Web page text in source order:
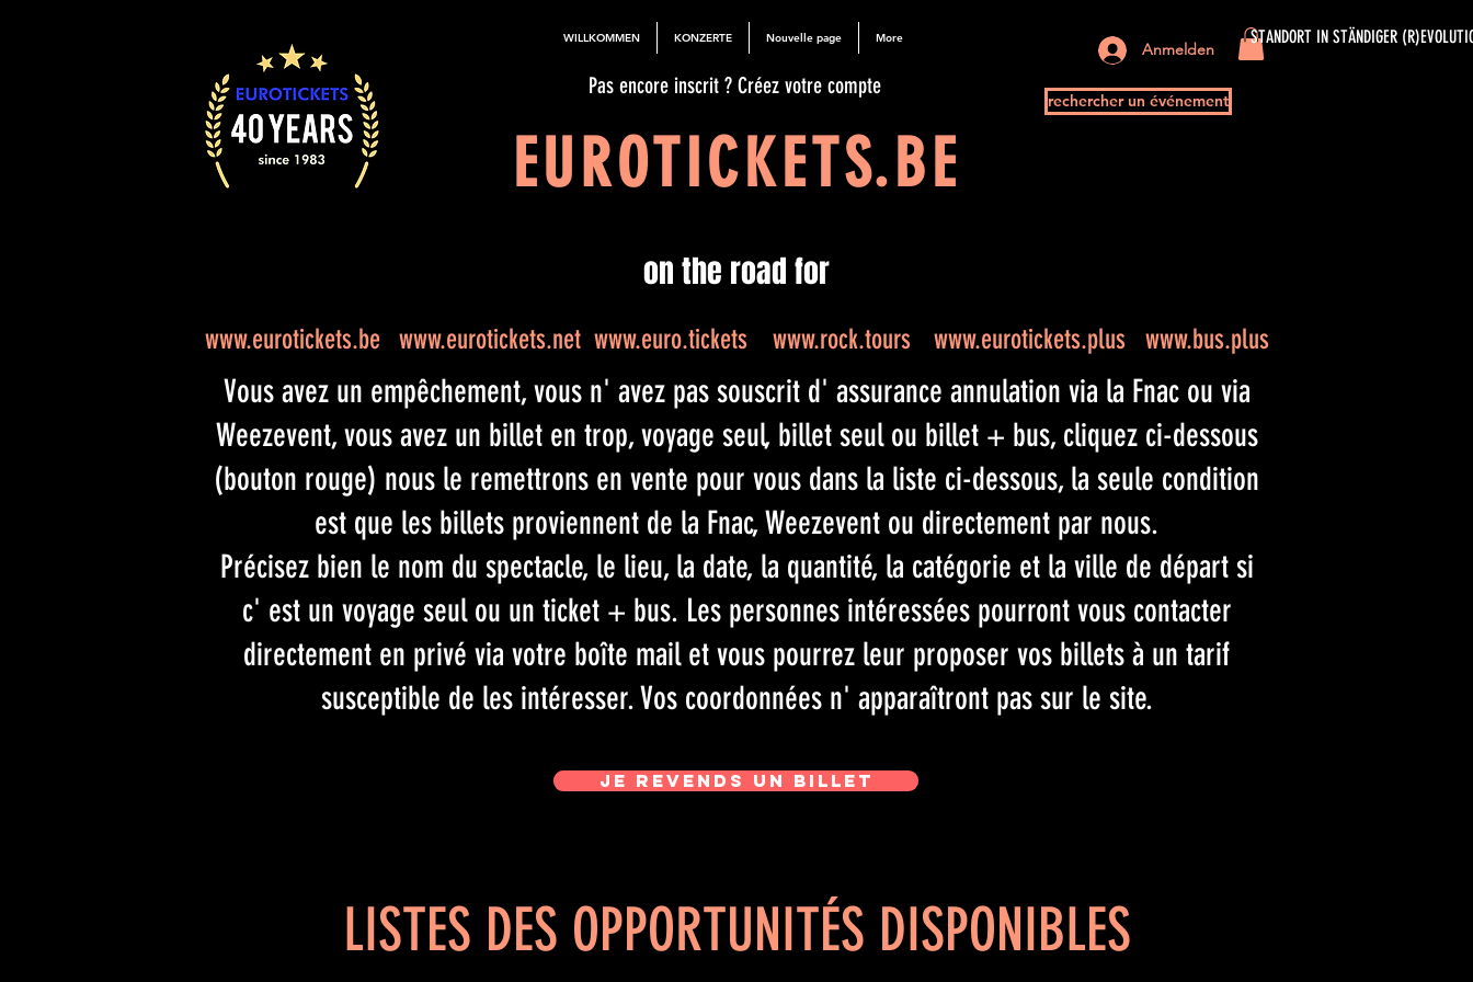
WILLKOMMEN KONZERTE Nouvelle page More STANDORT IN STÄNDIGER
Pas encore inscrit ? Créez votre compte
EUROTICKETS.BE
Anmelden
rechercher un événement
on the road for
www.eurotickets.be www.eurotickets.net www.euro.tickets www.rock.tours www.eurotickets.plus www.bus.plus
Vous avez un empêchement, vous n' avez pas souscrit d' assurance annulation via la Fnac ou via
Weezevent, vous avez un billet en trop, voyage seul, billet seul ou billet + bus, cliquez ci-dessous
(bouton rouge) nous le remettrons en vente pour vous dans la liste ci-dessous, la seule condition
est que les billets proviennent de la Fnac, Weezevent ou directement par nous.
Précisez bien le nom du spectacle, le lieu, la date, la quantité, la catégorie et la ville de départ si
c' est un voyage seul ou un ticket + bus. Les personnes intéressées pourront vous contacter
directement en privé via votre boîte mail et vous pourrez leur proposer vos billets à un tarif
susceptible de les intéresser. Vos coordonnées n' apparaîtront pas sur le site.
Je revends un billet
LISTES DES OPPORTUNITÉS DISPONIBLES